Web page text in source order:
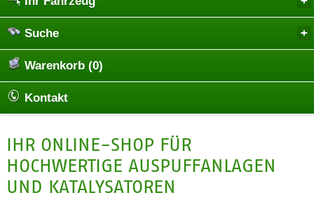
Suche
Warenkorb (0)
Kontakt
IHR ONLINE-SHOP FÜR
HOCHWERTIGE AUSPUFFANLAGEN
UND KATALYSATOREN